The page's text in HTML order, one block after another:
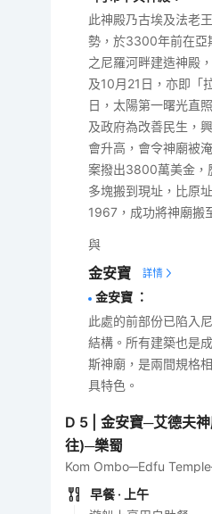
此神殿乃古埃及法老
勢，於3300年前在亞
之尼羅河畔建造神殿
及10月21日，亦即「
日，太陽第一曙光直
及政府為改善民生，
會升高，會令神廟被
案撥出3800萬美金，
多塊搬到現址，比原
1967，成功將神廟搬
與
金安寶
金安寶 ：
此處的前部份已陷入
結構。所有建築也是
斯神廟，是兩間規格
具特色。
D 5 |金安寶─艾德夫
往)─樂蜀
Kom Ombo─Edfu
早餐 · 上午